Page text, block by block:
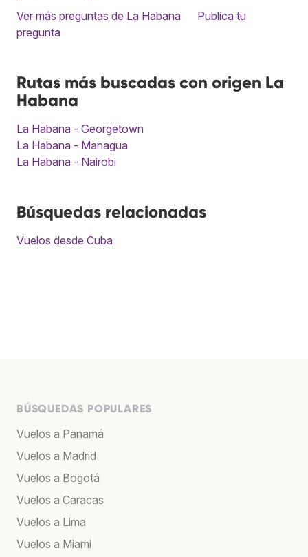
Ver más preguntas de La Habana
Publica tu
pregunta
Rutas más buscadas con origen La
Habana
La Habana - Georgetown
La Habana - Managua
La Habana - Nairobi
Búsquedas relacionadas
Vuelos desde Cuba
BÚSQUEDAS POPULARES
Vuelos a Panamá
Vuelos a Madrid
Vuelos a Bogotá
Vuelos a Caracas
Vuelos a Lima
Vuelos a Miami